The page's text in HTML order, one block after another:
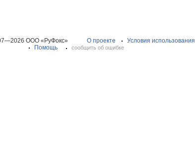
ООО «РуФокс» О проекте Условия использования
Помощь
сообщить об ошибке